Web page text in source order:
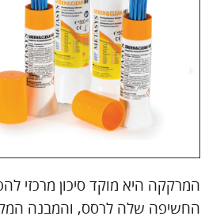
המרקקה היא מוקד סיכון מרכזי
החשיפה שלה לרסס, והמבנה